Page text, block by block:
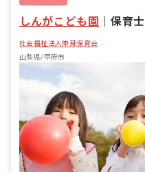
しんがこども園 ｜保育士
社会福祉法人伸芽保育会
山梨県/甲府市